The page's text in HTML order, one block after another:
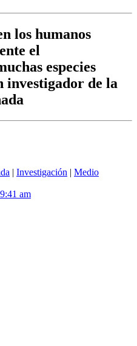
los humanos
el
especies
investigador de la
| Investigación | Medio
am